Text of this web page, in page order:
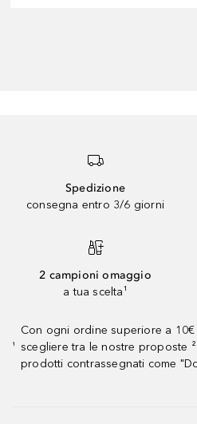
Spedizione
consegna entro 3/6 giorni
2 campioni omaggio
a tua scelta¹
¹
Con ogni ordine superiore a
scegliere tra le nostre proposte
prodotti contrassegnati come